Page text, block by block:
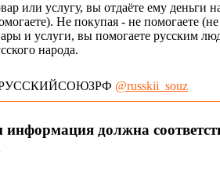
или услугу, вы отдаёте ему деньги
Не покупая - не помогаете
и услуги, вы помогаете русским
народа.
РУССКИЙСОЮЗРФ @russkii_souz
информация должна